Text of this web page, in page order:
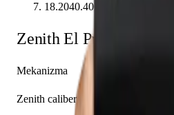
18.2040.4061/69.R576
Zenith El Primero
Mekanizma
Zenith caliber El Primero 4061